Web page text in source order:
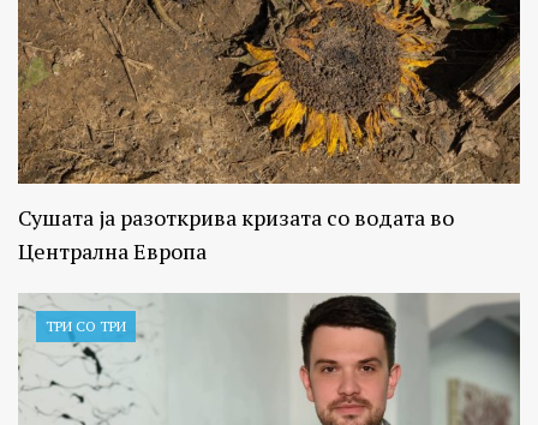
Сушата ја разоткрива кризата со водата во
Централна Европа
ТРИ СО ТРИ